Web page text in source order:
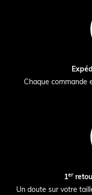
Chaque commande
1er
Un doute sur votre